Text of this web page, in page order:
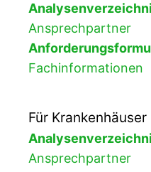
Ansprechpartner
Fachinformationen
Für Krankenhäuser
Ansprechpartner